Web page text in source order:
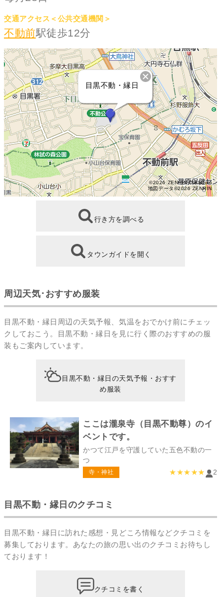
交通アクセス＜公共交通機関＞
不動前駅徒歩12分
目黒不動・縁日
©2026 ZENRIN DataCom
地図データ©2026 ZENRIN
行き方を調べる
タウンガイドを開く
周辺天気･おすすめ服装
目黒不動・縁日周辺の天気予報、気温をおでかけ前にチェッ
クしておこう。目黒不動・縁日を見に行く際のおすすめの服
装もご案内しています。
目黒不動・縁日の天気予報・おすす
め服装
ここは瀧泉寺（目黒不動尊）のイ
ベントです。
かつて江戸を守護していた五色不動の一
つ
寺・神社 ★★★★★ 2
目黒不動・縁日のクチコミ
目黒不動・縁日に訪れた感想・見どころ情報などクチコミを
募集しております。あなたの旅の思い出のクチコミ お待ちし
ております！
クチコミを書く